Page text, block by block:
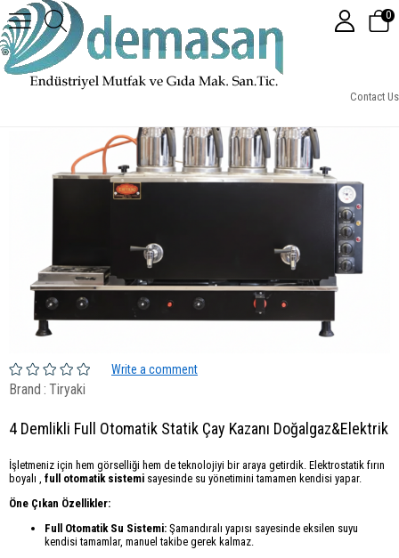
Contact Us
0
4 Demlikli Full Otomatik Statik Çay Kazanı Doğalgaz&Elektrik
Write a comment
Brand : Tiryaki
4 Demlikli Full Otomatik Statik Çay Kazanı Doğalgaz&Elektrik
İşletmeniz için hem görselliği hem de teknolojiyi bir araya getirdik. Elektrostatik fırın
boyalı , full otomatik sistemi sayesinde su yönetimini tamamen kendisi yapar.
Öne Çıkan Özellikler:
Full Otomatik Su Sistemi: Şamandıralı yapısı sayesinde eksilen suyu
kendisi tamamlar, manuel takibe gerek kalmaz.